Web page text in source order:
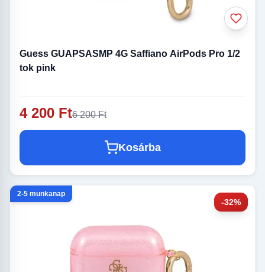
Guess GUAPSASMP 4G Saffiano AirPods Pro 1/2
tok pink
4 200 Ft6 200 Ft
Kosárba
-32%
2-5 munkanap